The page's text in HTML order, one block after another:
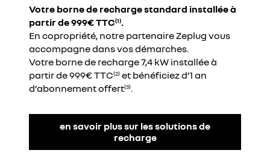
Votre borne de recharge standard installée à
partir de 999€ TTC(1).
En copropriété, notre partenaire Zeplug vous
accompagne dans vos démarches.​
Votre borne de recharge 7,4 kW installée à
partir de 999€ TTC(2) et bénéficiez d’1 an
d’abonnement offert(3).
en savoir plus sur les solutions de
recharge